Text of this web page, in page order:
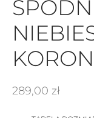
289,00 zł